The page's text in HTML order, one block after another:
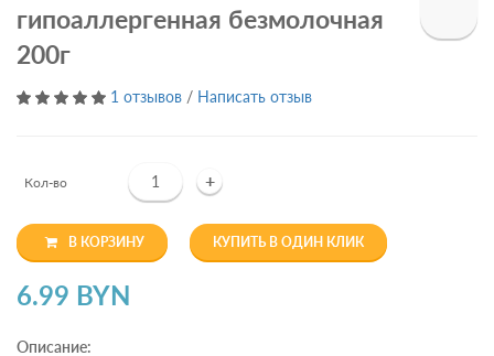
гипоаллергенная безмолочная
200г
1 отзывов / Написать отзыв
Кол-во +
В КОРЗИНУ КУПИТЬ В ОДИН КЛИК
6.99 BYN
Описание: